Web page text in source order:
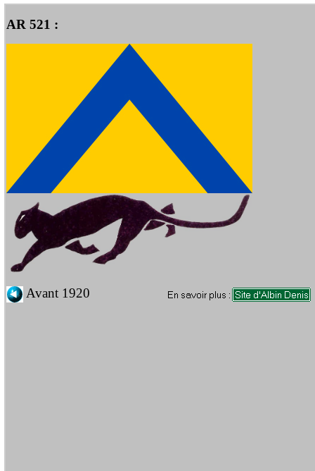
AR 521 :
Avant 1920